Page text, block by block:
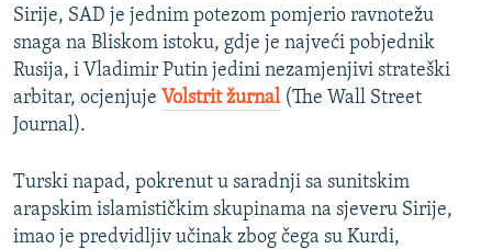
Sirije, SAD je jednim potezom pomjerio ravnotežu
snaga na Bliskom istoku, gdje je najveći pobjednik
Rusija, i Vladimir Putin jedini nezamjenjivi strateški
arbitar, ocjenjuje Volstrit žurnal(The Wall Street
Journal).
Turski napad, pokrenut u saradnji sa sunitskim
arapskim islamističkim skupinama na sjeveru Sirije,
imao je predvidljiv učinak zbog čega su Kurdi,